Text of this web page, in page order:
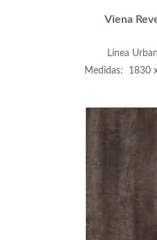
Viena
Línea
Medidas: 1830